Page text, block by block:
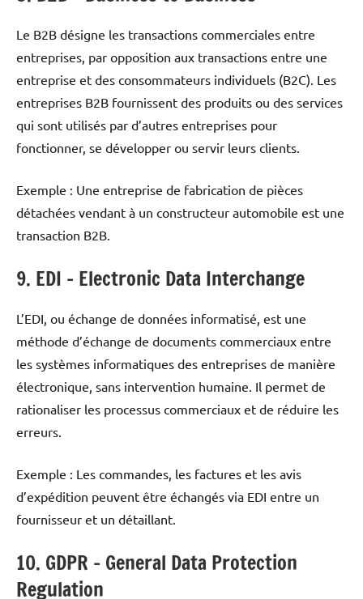
Le B2B désigne les transactions commerciales entre
entreprises, par opposition aux transactions entre une
entreprise et des consommateurs individuels (B2C). Les
entreprises B2B fournissent des produits ou des services
qui sont utilisés par d’autres entreprises pour
fonctionner, se développer ou servir leurs clients.
Exemple : Une entreprise de fabrication de pièces
détachées vendant à un constructeur automobile est une
transaction B2B.
9. EDI – Electronic Data Interchange
L’EDI, ou échange de données informatisé, est une
méthode d’échange de documents commerciaux entre
les systèmes informatiques des entreprises de manière
électronique, sans intervention humaine. Il permet de
rationaliser les processus commerciaux et de réduire les
erreurs.
Exemple : Les commandes, les factures et les avis
d’expédition peuvent être échangés via EDI entre un
fournisseur et un détaillant.
10. GDPR – General Data Protection
Regulation